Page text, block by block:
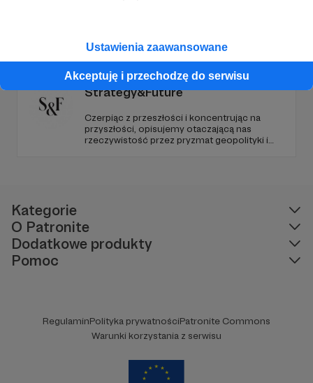
Ustawienia zaawansowane
Akceptuję i przechodzę do serwisu
programów na żywo z różnych miejsc na
ziemi.
Strategy&Future
Czerpiąc z przeszłości i koncentrując na
przyszłości, opisujemy otaczającą nas
rzeczywistość przez pryzmat geopolityki i
Kategorie
O Patronite
Dodatkowe produkty
Pomoc
RegulaminPolityka prywatnościPatronite Commons
Warunki korzystania z serwisu